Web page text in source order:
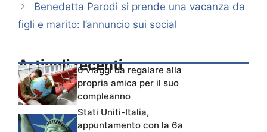
Benedetta Parodi si prende una vacanza da
figli e marito: l’annuncio sui social
Articoli recenti6 viaggi da regalare alla
propria amica per il suo
compleanno
Stati Uniti-Italia,
appuntamento con la 6a